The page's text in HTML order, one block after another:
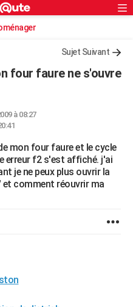
Sujet Suivant
four faure ne s'ouvre
à 08:27
mon four faure et le cycle
erreur f2 s'est affiché. j'ai
je ne peux plus ouvrir la
comment réouvrir ma